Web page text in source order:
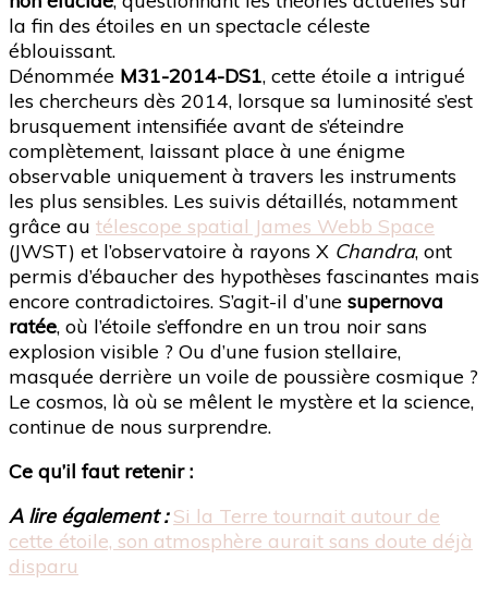
la fin des étoiles en un spectacle céleste
éblouissant.
Dénommée M31-2014-DS1, cette étoile a intrigué
les chercheurs dès 2014, lorsque sa luminosité s’est
brusquement intensifiée avant de s’éteindre
complètement, laissant place à une énigme
observable uniquement à travers les instruments
les plus sensibles. Les suivis détaillés, notamment
grâce au télescope spatial James Webb Space
(JWST) et l’observatoire à rayons X Chandra, ont
permis d’ébaucher des hypothèses fascinantes mais
encore contradictoires. S’agit-il d’une supernova
ratée, où l’étoile s’effondre en un trou noir sans
explosion visible ? Ou d’une fusion stellaire,
masquée derrière un voile de poussière cosmique ?
Le cosmos, là où se mêlent le mystère et la science,
continue de nous surprendre.
Ce qu’il faut retenir :
A lire également : Si la Terre tournait autour de
cette étoile, son atmosphère aurait sans doute déjà
disparu